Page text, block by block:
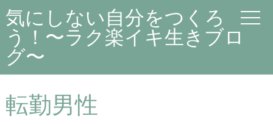
気にしない自分をつくろ
う！〜ラク楽イキ生きブロ
グ〜
転勤男性